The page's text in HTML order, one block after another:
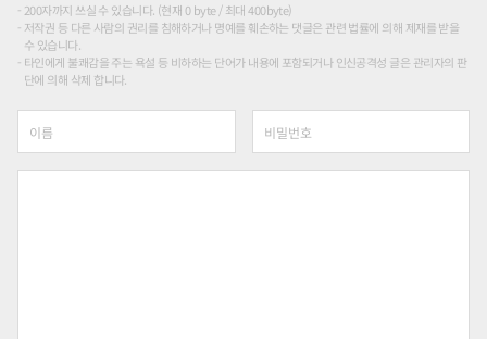
200자까지 쓰실 수 있습니다. (현재 0 byte / 최대 400byte)
저작권 등 다른 사람의 권리를 침해하거나 명예를 훼손하는 댓글은 관련 법률에 의해 제재를 받을
수 있습니다.
타인에게 불쾌감을 주는 욕설 등 비하하는 단어가 내용에 포함되거나 인신공격성 글은 관리자의 판
단에 의해 삭제 합니다.